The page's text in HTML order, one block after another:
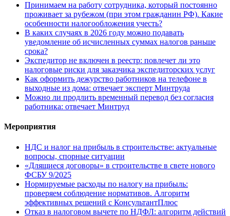
Принимаем на работу сотрудника, который постоянно
проживает за рубежом (при этом гражданин РФ). Какие
особенности налогообложения учесть?
В каких случаях в 2026 году можно подавать
уведомление об исчисленных суммах налогов раньше
срока?
Экспедитор не включен в реестр: повлечет ли это
налоговые риски для заказчика экспедиторских услуг
Как оформить дежурство работников на телефоне в
выходные из дома: отвечает эксперт Минтруда
Можно ли продлить временный перевод без согласия
работника: отвечает Минтруд
Мероприятия
НДС и налог на прибыль в строительстве: актуальные
вопросы, спорные ситуации
«Длящиеся договоры» в строительстве в свете нового
ФСБУ 9/2025
Нормируемые расходы по налогу на прибыль:
проверяем соблюдение нормативов. Алгоритм
эффективных решений с КонсультантПлюс
Отказ в налоговом вычете по НДФЛ: алгоритм действий